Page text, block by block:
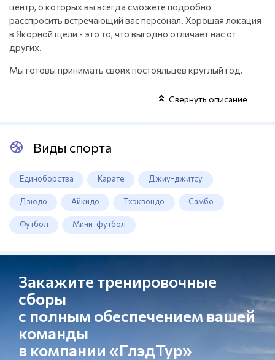
центр, о которых вы всегда сможете подробно
расспросить встречающий вас персонал. Хорошая локация
в Якорной щели - это то, что выгодно отличает нас от
других.
Мы готовы принимать своих постояльцев круглый год.
Свернуть описание
Виды спорта
Единоборства Карате Джиу-джитсу
Дзюдо Айкидо Тхэквондо Самбо
Футбол Мини-футбол
Закажите тренировочные
сборы
с полным обеспечением вашей
команды
в компании «ГлэдТур»